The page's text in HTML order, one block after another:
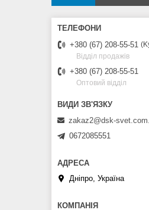
+380 (67) 208-55-51
Відділ продажів
+380 (67) 208-55-51
Оптовий відділ
zakaz2@dsk-
0672085551
Дніпро, Україна